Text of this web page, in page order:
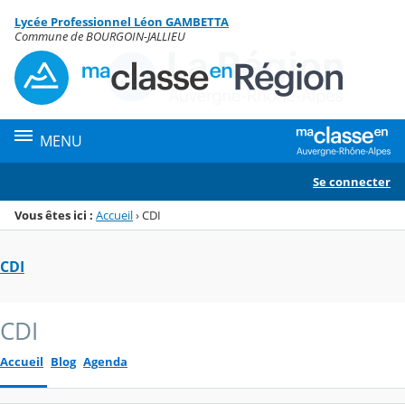
Menu de la rubrique
Contenu
Lycée Professionnel Léon GAMBETTA
Commune de BOURGOIN-JALLIEU
MENU
Se connecter
Vous êtes ici : Accueil›CDI
CDI
CDI
Accueil Blog Agenda